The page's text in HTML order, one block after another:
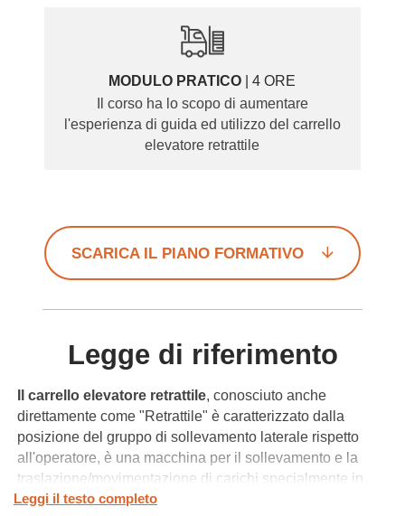
MODULO PRATICO | 4 ORE
Il corso ha lo scopo di aumentare
l'esperienza di guida ed utilizzo del carrello
elevatore retrattile
SCARICA IL PIANO FORMATIVO
Legge di riferimento
Il carrello elevatore retrattile, conosciuto anche
direttamente come "Retrattile" è caratterizzato dalla
posizione del gruppo di sollevamento laterale rispetto
all'operatore, è una macchina per il sollevamento e la
traslazione/movimentazione di carichi specialmente in
ambienti di lavoro in cui le dimensioni e le procedure di
Leggi il testo completo